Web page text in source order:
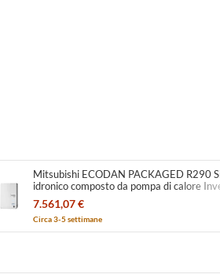
Mitsubishi ECODAN PACKAGED R290
idronico composto da pompa di calore
ECODAN con HYDROBOX PUZ-
W+ERPX-VM2E
7.561,07 €
Circa 3-5 settimane